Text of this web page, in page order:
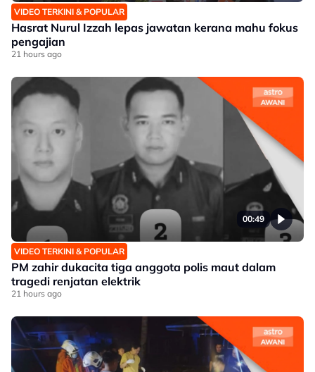
VIDEO TERKINI & POPULAR
Hasrat Nurul Izzah lepas jawatan kerana mahu fokus
pengajian
21 hours ago
00:49
VIDEO TERKINI & POPULAR
PM zahir dukacita tiga anggota polis maut dalam
tragedi renjatan elektrik
21 hours ago